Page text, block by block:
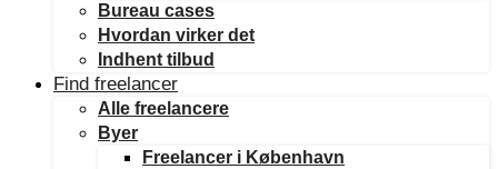
Bureau cases
Hvordan virker det
Indhent tilbud
Find freelancer
Alle freelancere
Byer
Freelancer i København